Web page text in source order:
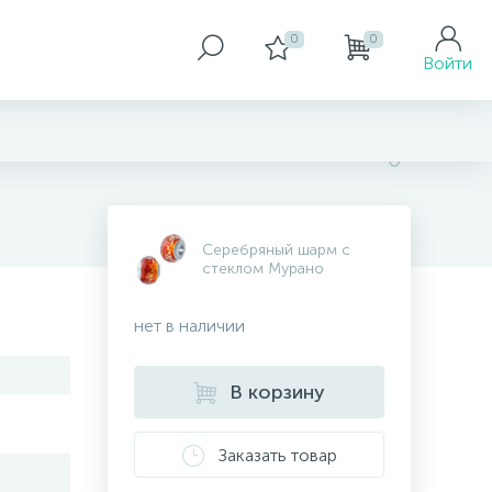
0 0
Войти
Серебряный шарм с
стеклом Мурано
нет в наличии
В корзину
Заказать товар